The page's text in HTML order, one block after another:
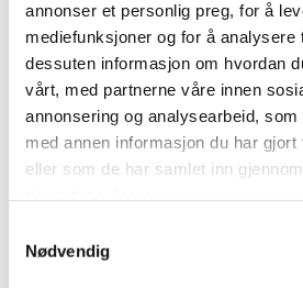
annonser et personlig preg, for å
mediefunksjoner og for å
dessuten informasjon om hvordan
vårt, med partnerne våre innen
annonsering og analysearbeid,
med annen informasjon du har gjort
eller som de har samlet inn
Nødvendig
ikke er riktig matchet, oppstår
kompatibelt ut.
Derfor lønner det seg å velge utstyr
behovet ditt. Snøhetta Data hjelper
riktige kabler, dockingstasjoner,
slik at du får en stabil, effektiv og
installasjon.
USB-C gir store fordeler når man
komplette USB-C-løsninger og gir